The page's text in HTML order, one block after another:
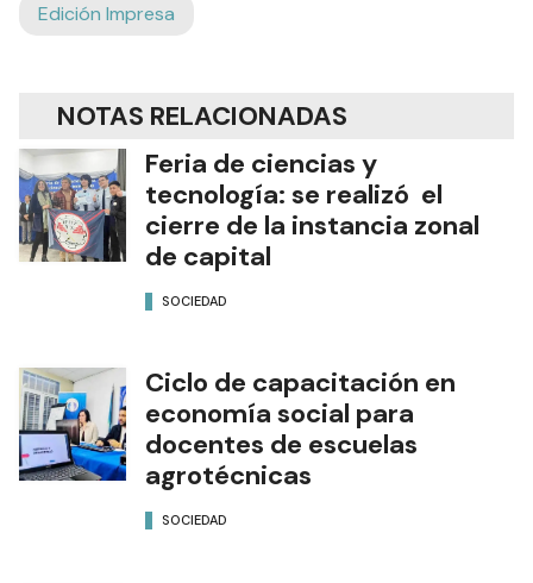
Edición Impresa
NOTAS RELACIONADAS
Feria de ciencias y
tecnología: se realizó el
cierre de la instancia zonal
de capital
SOCIEDAD
Ciclo de capacitación en
economía social para
docentes de escuelas
agrotécnicas
SOCIEDAD